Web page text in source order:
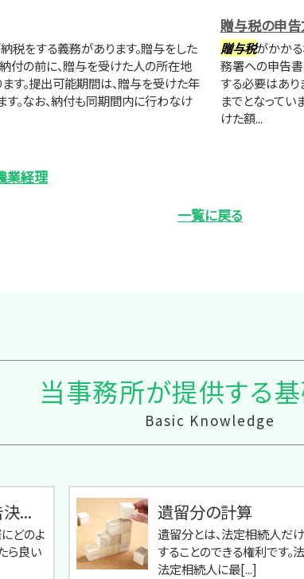
税をする義務があります。贈与をした
付の前に、贈与を受けた人の所在地
す。提出可能期間は、贈与を受けた年
。なお、納付も同期間内に行わなけ
贈与税の申
贈与税がかかる
務署への申告書
する必要はあり
までとなってい
けた額...
業経理
一覧に戻る
当事務所が提供する
Basic Knowledge
...
どのよ
ら良い
遺留分の計算
遺留分とは、法定相続人だ
することのできる権利です。法
法定相続人に最[...]